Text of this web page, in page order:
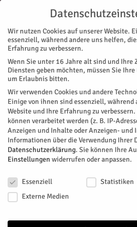
Start Stadtteile Jülich Sporthalle Zitadelle
STADTTEILE JÜLICH
Sporthalle Zitadelle
Im Zuge einer
Sporthalle in der Zitadelle hat die
erhebliche sicherheitstechnische
Von HERZOG Redaktion- Januar 5, 2019 370
Facebook Twitter
Wir nutzen Cookies auf unserer Website.
essenziell, während andere uns helfen,
Erfahrung zu verbessern.
Wenn Sie unter 16 Jahre alt sind und
Diensten geben möchten, müssen Sie
um Erlaubnis bitten.
Wir verwenden Cookies und andere
Einige von ihnen sind essenziell, während
Website und Ihre Erfahrung zu verbessern.
können verarbeitet werden (z. B. IP-
Anzeigen und Inhalte oder Anzeigen- und
Informationen über die Verwendung Ihrer
Datenschutzerklärung. Sie können Ihre
Einstellungen widerrufen oder anpassen.
Essenziell
Statistiken
Externe Medien